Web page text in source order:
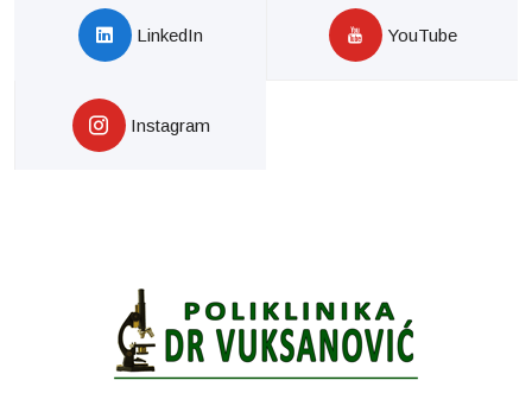
LinkedIn YouTube
Instagram